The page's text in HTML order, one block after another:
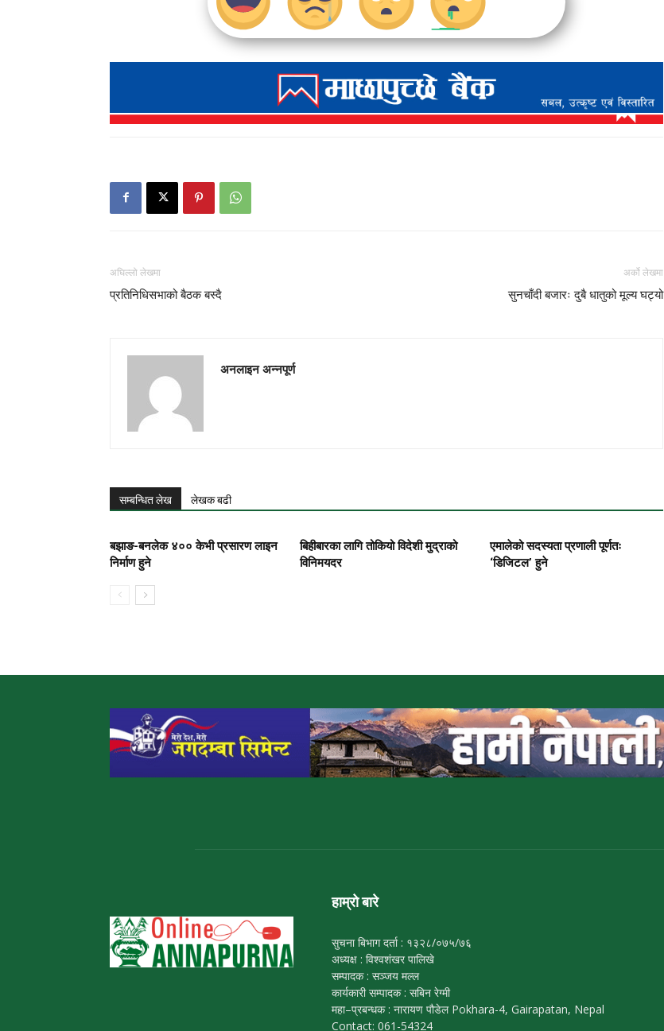
अघिल्लो लेखमा
प्रतिनिधिसभाको बैठक बस्दै
अर्को लेखमा
सुनचाँदी बजारः दुबै धातुको मूल्य घट्यो
अनलाइन अन्नपूर्ण
सम्बन्धित लेख लेखक बढी
बझाङ-बनलेक ४०० केभी प्रसारण लाइन
निर्माण हुने
बिहीबारका लागि तोकियो विदेशी मुद्राको
विनिमयदर
एमालेको सदस्यता प्रणाली पूर्णतः
‘डिजिटल’ हुने
हाम्रो बारे
सुचना बिभाग दर्ता : १३२८/०७५/७६
अध्यक्ष : विश्वशंखर पालिखे
सम्पादक : सञ्जय मल्ल
कार्यकारी सम्पादक : सबिन रेग्मी
महा–प्रबन्धक : नारायण पौडेल Pokhara-4, Gairapatan, Nepal
Contact: 061-54324